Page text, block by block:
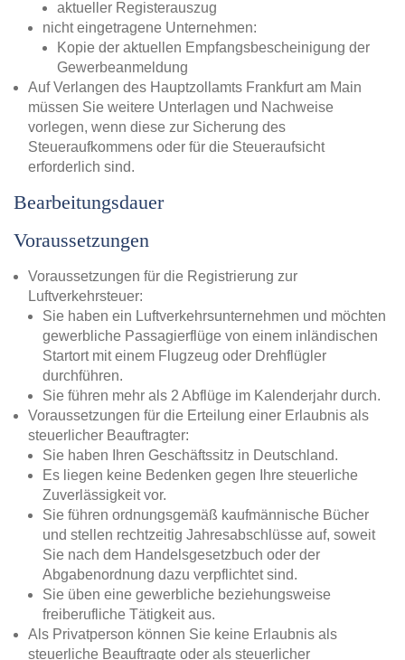
aktueller Registerauszug
nicht eingetragene Unternehmen:
Kopie der aktuellen Empfangsbescheinigung der
Gewerbeanmeldung
Auf Verlangen des Hauptzollamts Frankfurt am Main
müssen Sie weitere Unterlagen und Nachweise
vorlegen, wenn diese zur Sicherung des
Steueraufkommens oder für die Steueraufsicht
erforderlich sind.
Bearbeitungsdauer
Voraussetzungen
Voraussetzungen für die Registrierung zur
Luftverkehrsteuer:
Sie haben ein Luftverkehrsunternehmen und möchten
gewerbliche Passagierflüge von einem inländischen
Startort mit einem Flugzeug oder Drehflügler
durchführen.
Sie führen mehr als 2 Abflüge im Kalenderjahr durch.
Voraussetzungen für die Erteilung einer Erlaubnis als
steuerlicher Beauftragter:
Sie haben Ihren Geschäftssitz in Deutschland.
Es liegen keine Bedenken gegen Ihre steuerliche
Zuverlässigkeit vor.
Sie führen ordnungsgemäß kaufmännische Bücher
und stellen rechtzeitig Jahresabschlüsse auf, soweit
Sie nach dem Handelsgesetzbuch oder der
Abgabenordnung dazu verpflichtet sind.
Sie üben eine gewerbliche beziehungsweise
freiberufliche Tätigkeit aus.
Als Privatperson können Sie keine Erlaubnis als
steuerliche Beauftragte oder als steuerlicher